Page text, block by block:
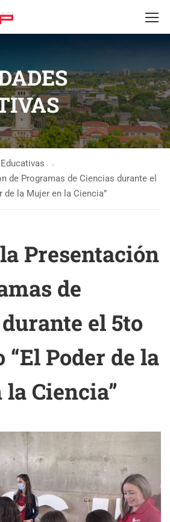
de Programas de Ciencias durante el
de la Mujer en la Ciencia”
Presentación
de
el 5to
Poder de la
Ciencia”